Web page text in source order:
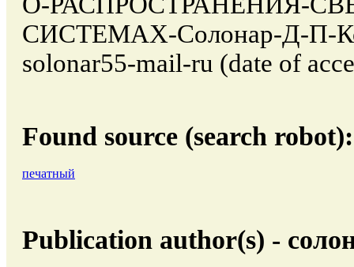
СИСТЕМАХ-Солонар-Д-П-
solonar55-mail-ru (date of
Found source (search robot):
печатный
Publication author(s) -